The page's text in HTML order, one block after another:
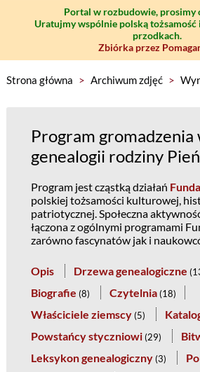
Portal w rozbudowie, prosimy
Uratujmy wspólnie polską tożsamość
przodkach.
Zbiórka przez
Strona główna > Archiwum zdjęć >
Program gromadzenia
genealogii rodziny
Program jest cząstką działań
polskiej tożsamości kulturowej,
patriotycznej. Społeczna
łączona z ogólnymi programami
zarówno fascynatów jak i
Opis Drzewa genealogiczne (
Biografie (8) Czytelnia (18)
Właściciele ziemscy (5)
Powstańcy styczniowi (29)
Leksykon genealogiczny (3)